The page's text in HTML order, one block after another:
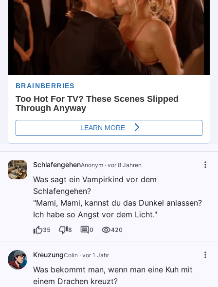
SchlafengehenAnonym · vor 8 Jahren
Was sagt ein Vampirkind vor dem
Schlafengehen?
"Mami, Mami, kannst du das Dunkel anlassen?
Ich habe so Angst vor dem Licht."
35 8 0 420
KreuzungColin · vor 1 Jahr
Was bekommt man, wenn man eine Kuh mit
einem Drachen kreuzt?